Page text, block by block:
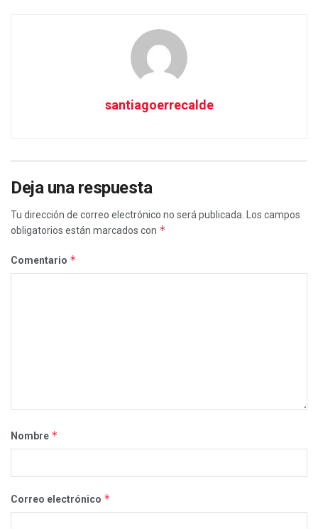
santiagoerrecalde
Deja una respuesta
Tu dirección de correo electrónico no será publicada. Los campos
obligatorios están marcados con *
Comentario *
Nombre *
Correo electrónico *